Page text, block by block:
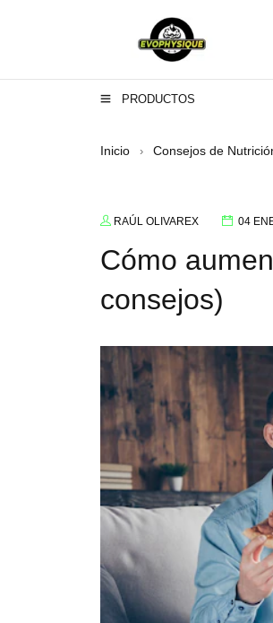
PRODUCTOS
Inicio › Consejos de
RAÚL OLIVAREX 04
Cómo
consejos)